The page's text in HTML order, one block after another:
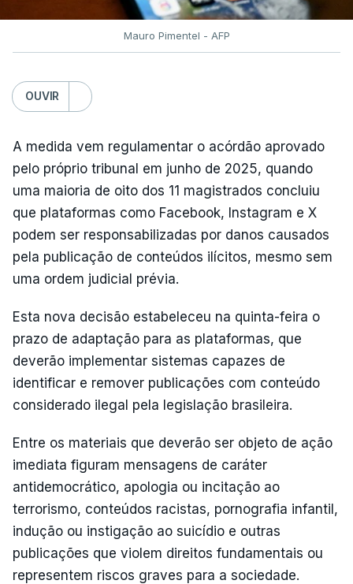
Mauro Pimentel - AFP
OUVIR
A medida vem regulamentar o acórdão aprovado
pelo próprio tribunal em junho de 2025, quando
uma maioria de oito dos 11 magistrados concluiu
que plataformas como Facebook, Instagram e X
podem ser responsabilizadas por danos causados
pela publicação de conteúdos ilícitos, mesmo sem
uma ordem judicial prévia.
Esta nova decisão estabeleceu na quinta-feira o
prazo de adaptação para as plataformas, que
deverão implementar sistemas capazes de
identificar e remover publicações com conteúdo
considerado ilegal pela legislação brasileira.
Entre os materiais que deverão ser objeto de ação
imediata figuram mensagens de caráter
antidemocrático, apologia ou incitação ao
terrorismo, conteúdos racistas, pornografia infantil,
indução ou instigação ao suicídio e outras
publicações que violem direitos fundamentais ou
representem riscos graves para a sociedade.